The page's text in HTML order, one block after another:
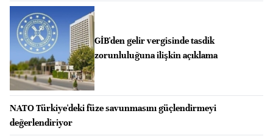
GİB'den gelir vergisinde tasdik
zorunluluğuna ilişkin açıklama
NATO Türkiye'deki füze savunmasını güçlendirmeyi
değerlendiriyor